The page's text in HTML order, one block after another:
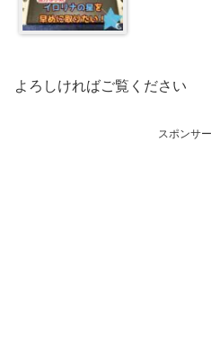
よろしければご覧ください
スポンサ